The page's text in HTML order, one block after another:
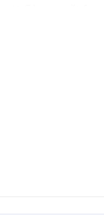
100%